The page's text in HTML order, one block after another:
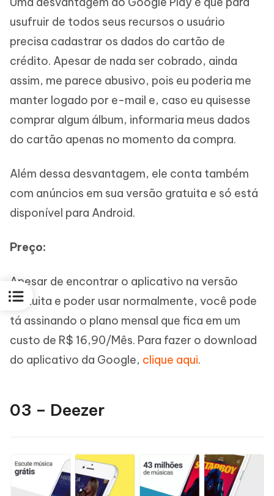
usufruir de todos seus recursos o usuário
precisa cadastrar os dados do cartão de
crédito. Apesar de nada ser cobrado, ainda
assim, me parece abusivo, pois eu poderia me
manter logado por e-mail e, caso eu quisesse
comprar algum álbum, informaria meus dados
do cartão apenas no momento da compra.
Além dessa desvantagem, ele conta também
com anúncios em sua versão gratuita e só está
disponível para Android.
Preço:
Apesar de encontrar o aplicativo na versão
gratuita e poder usar normalmente, você pode
tá assinando o plano mensal que fica em um
custo de R$ 16,90/Mês. Para fazer o download
do aplicativo da Google, clique aqui.
03 – Deezer